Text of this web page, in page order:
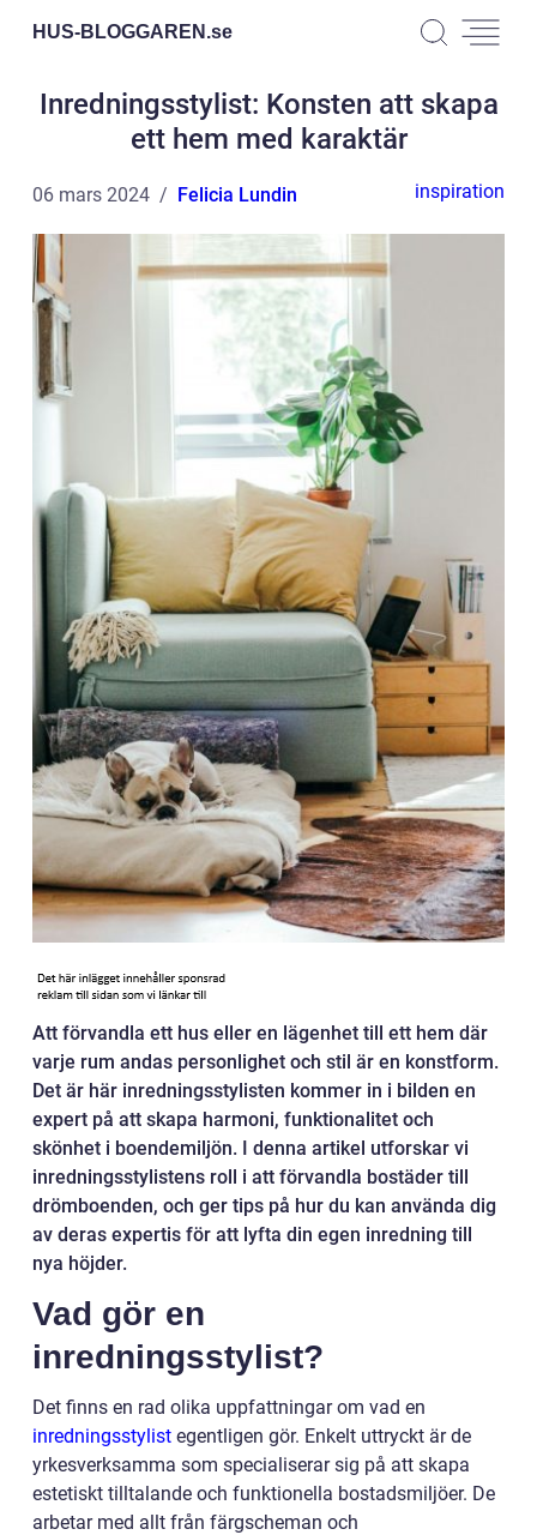
HUS-BLOGGAREN.se
Inredningsstylist: Konsten att skapa
ett hem med karaktär
06 mars 2024 Felicia Lundin inspiration
Att förvandla ett hus eller en lägenhet till ett hem där
varje rum andas personlighet och stil är en konstform.
Det är här inredningsstylisten kommer in i bilden en
expert på att skapa harmoni, funktionalitet och
skönhet i boendemiljön. I denna artikel utforskar vi
inredningsstylistens roll i att förvandla bostäder till
drömboenden, och ger tips på hur du kan använda dig
av deras expertis för att lyfta din egen inredning till
nya höjder.
Vad gör en
inredningsstylist?
Det finns en rad olika uppfattningar om vad en
inredningsstylist egentligen gör. Enkelt uttryckt är de
yrkesverksamma som specialiserar sig på att skapa
estetiskt tilltalande och funktionella bostadsmiljöer. De
arbetar med allt från färgscheman och